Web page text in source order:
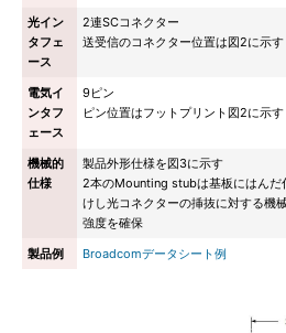
光イン
タフェ
ース
2連SCコネクター
送受信のコネクター位置は図2に示す
電気イ
ンタフ
ェース
9ピン
ピン位置はフットプリント図2に示す
機械的
仕様
製品外形仕様を図3に示す
2本のMounting stubは基板にはんだ
けし光コネクターの挿抜に対する機
強度を確保
製品例
Broadcomデータシート例